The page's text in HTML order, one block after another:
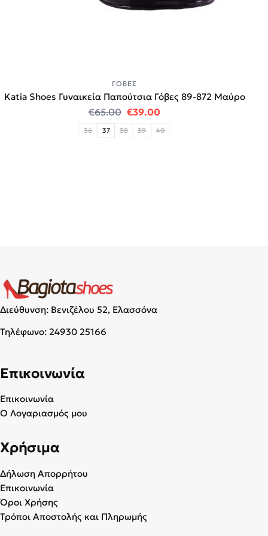
ΓΌΒΕΣ
Katia Shoes Γυναικεία Παπούτσια Γόβες 89-872 Μαύρο
€65.00 Original price was: €65.00.
€39.00Η τρέχουσα τιμή
36 37 38 39 40
Διεύθυνση: Βενιζέλου 52, Ελασσόνα
Τηλέφωνο: 24930 25166
Επικοινωνία
Επικοινωνία
Ο Λογαριασμός μου
Χρήσιμα
Δήλωση Απορρήτου
Επικοινωνία
Όροι Χρήσης
Τρόποι Αποστολής και Πληρωμής